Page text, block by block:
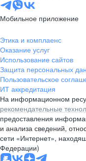
Мобильное приложение
Этика и комплаенс
Оказание услуг
Использование сайтов
Защита персональных
Пользовательское
ИТ аккредитация
На информационном
рекомендательные
предоставления
и анализа сведений,
сети «Интернет»,
Федерации)